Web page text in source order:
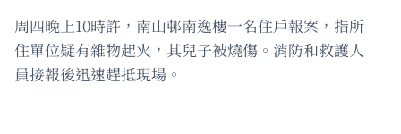
周四晚上10時許，南山邨南逸樓一名住戶報案，指所
住單位疑有雜物起火，其兒子被燒傷。消防和救護人
員接報後迅速趕抵現場。